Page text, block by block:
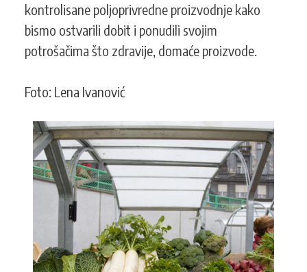
kontrolisane poljoprivredne proizvodnje kako
bismo ostvarili dobit i ponudili svojim
potrošačima što zdravije, domaće proizvode.
Foto: Lena Ivanović